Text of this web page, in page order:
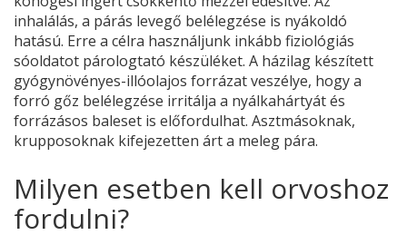
inhalálás, a párás levegő belélegzése is nyákoldó
hatású. Erre a célra használjunk inkább fiziológiás
sóoldatot párologtató készüléket. A házilag készített
gyógynövényes-illóolajos forrázat veszélye, hogy a
forró gőz belélegzése irritálja a nyálkahártyát és
forrázásos baleset is előfordulhat. Asztmásoknak,
krupposoknak kifejezetten árt a meleg pára.
Milyen esetben kell orvoshoz
fordulni?